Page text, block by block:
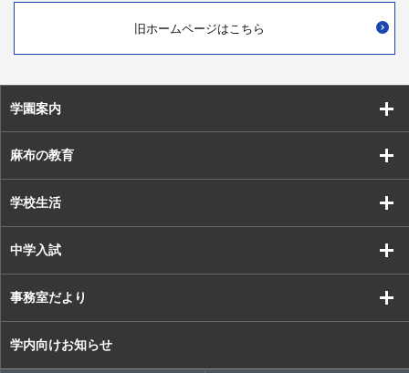
旧ホームページはこちら
学園案内
麻布の教育
学校生活
中学入試
事務室だより
学内向けお知らせ